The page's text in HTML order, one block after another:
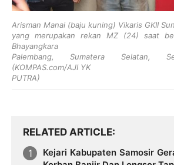
Arisman Manai (baju kuning) Vikaris GKII
yang merupakan rekan MZ (24) saat
Bhayangkara
Palembang, Sumatera Selatan,
(KOMPAS.com/AJI YK
PUTRA)
RELATED ARTICLE
Kejari Kabupaten Samosir